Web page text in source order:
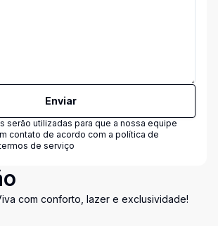
Enviar
serão utilizadas para que a nossa equipe
contato de acordo com a política de
de serviço
com conforto, lazer e exclusividade!